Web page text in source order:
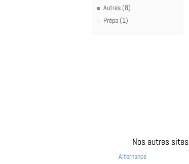
Autres (8)
Prépa (1)
Nos autres sites
Alternance